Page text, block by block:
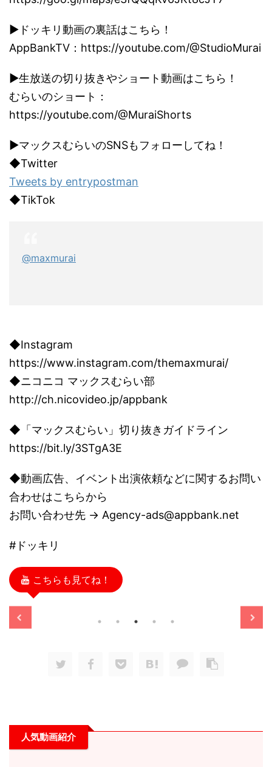
▶ドッキリ動画の裏話はこちら！
AppBankTV：https://youtube.com/@StudioMurai
▶生放送の切り抜きやショート動画はこちら！
むらいのショート：
https://youtube.com/@MuraiShorts
▶マックスむらいのSNSもフォローしてね！
◆Twitter
Tweets by entrypostman
◆TikTok
@maxmurai
◆Instagram
https://www.instagram.com/themaxmurai/
◆ニコニコ マックスむらい部
http://ch.nicovideo.jp/appbank
◆「マックスむらい」切り抜きガイドライン
https://bit.ly/3STgA3E
◆動画広告、イベント出演依頼などに関するお問い
合わせはこちらから
お問い合わせ先 → Agency-ads@appbank.net
#ドッキリ
こちらも見てね！
2025/11/13
人気動画紹介